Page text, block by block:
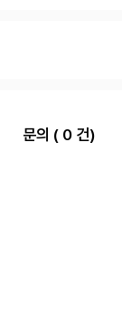
문의 ( 0 건)